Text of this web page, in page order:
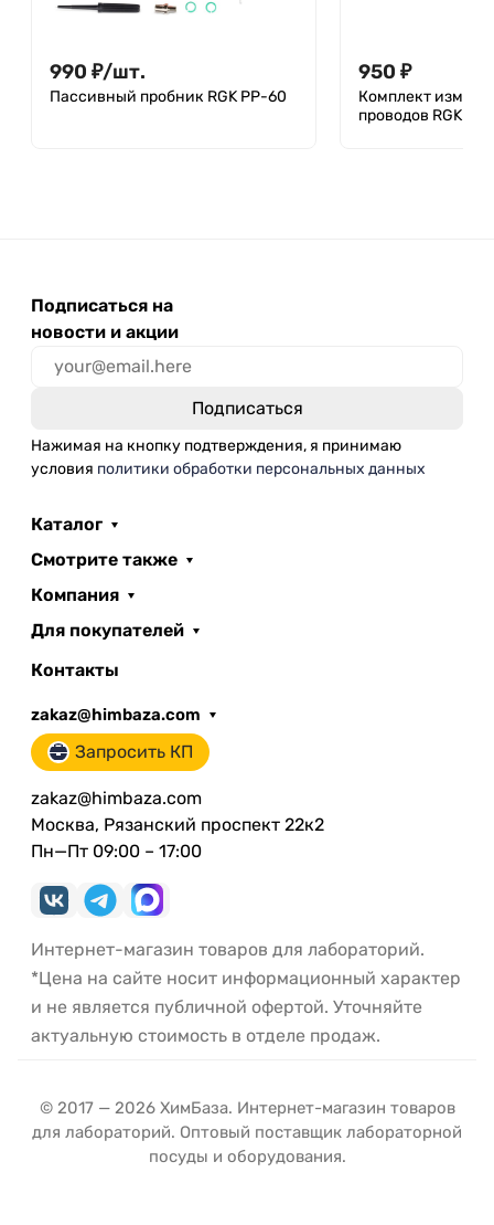
990 ₽/шт.
Пассивный пробник RGK PP-60
950 ₽
Комплект
проводов RGK
Подписаться на
новости и акции
Нажимая на кнопку подтверждения, я принимаю
условия политики обработки персональных данных
Каталог
Смотрите также
Компания
Для покупателей
Контакты
zakaz@himbaza.com
Запросить КП
zakaz@himbaza.com
Москва, Рязанский проспект 22к2
Пн—Пт 09:00 – 17:00
Интернет-магазин товаров для лабораторий.
*Цена на сайте носит информационный характер
и не является публичной офертой. Уточняйте
актуальную стоимость в отделе продаж.
© 2017 — 2026 ХимБаза. Интернет-магазин товаров
для лабораторий. Оптовый поставщик лабораторной
посуды и оборудования.